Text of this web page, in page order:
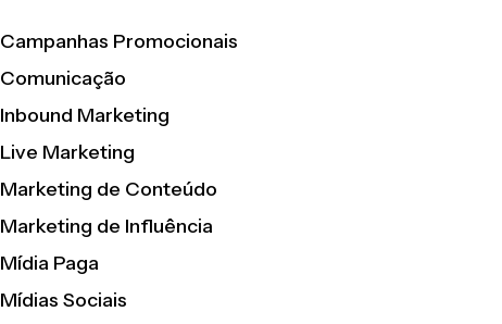
Campanhas Promocionais
Comunicação
Inbound Marketing
Live Marketing
Marketing de Conteúdo
Marketing de Influência
Mídia Paga
Mídias Sociais